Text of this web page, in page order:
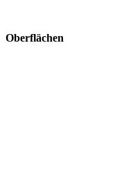
Oberflächen